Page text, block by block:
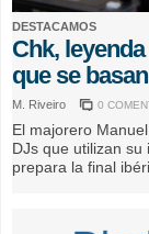
DESTACAMOS
Chk,
que se
M. Riveiro 0
El majorero
DJs que utilizan
prepara la final